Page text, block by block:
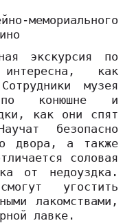
мемориального
экскурсия по
как
музея
по конюшне и
как они спят
безопасно
двора, а также
соловая
от недоуздка.
угостить
лакомствами,
лавке.